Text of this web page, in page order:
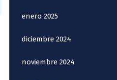
enero 2025
diciembre 2024
noviembre 2024